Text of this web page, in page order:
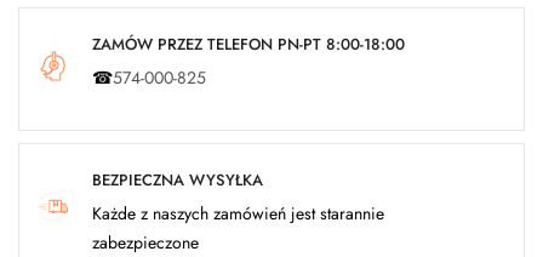
ZAMÓW PRZEZ TELEFON PN-PT 8:00-18:00
☎574-000-825
BEZPIECZNA WYSYŁKA
Każde z naszych zamówień jest starannie
zabezpieczone